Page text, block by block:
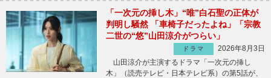
「一次元の挿し木」“唯”白石聖の正体が
判明し騒然 「車椅子だったよね」「宗教
二世の“悠”山田涼介がつらい」
ドラマ
2026年8月3日
山田涼介が主演するドラマ「一次元の挿し
木」（読売テレビ・日本テレビ系）の第5話が、